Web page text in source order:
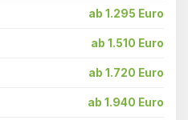
ab 1.295 Euro
ab 1.510 Euro
ab 1.720 Euro
ab 1.940 Euro